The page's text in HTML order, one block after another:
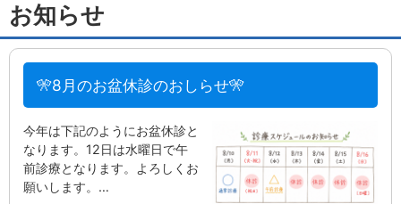
お知らせ
🎌8月のお盆休診のおしらせ🎌
今年は下記のようにお盆休診と
なります。12日は水曜日で午
前診療となります。よろしくお
願いします。…